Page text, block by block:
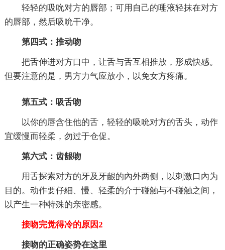
轻轻的吸吮对方的唇部；可用自己的唾液轻抹在对方
的唇部，然后吸吮干净。
第四式：推动吻
把舌伸进对方口中，让舌与舌互相推放，形成快感。
但要注意的是，男方力气应放小，以免女方疼痛。
第五式：吸舌吻
以你的唇含住他的舌，轻轻的吸吮对方的舌头，动作
宜缓慢而轻柔，勿过于仓促。
第六式：齿龈吻
用舌探索对方的牙及牙龈的內外两侧，以刺激口內为
目的。动作要仔細、慢、轻柔的介于碰触与不碰触之间，
以产生一种特殊的亲密感。
接吻完觉得冷的原因2
接吻的正确姿势在这里